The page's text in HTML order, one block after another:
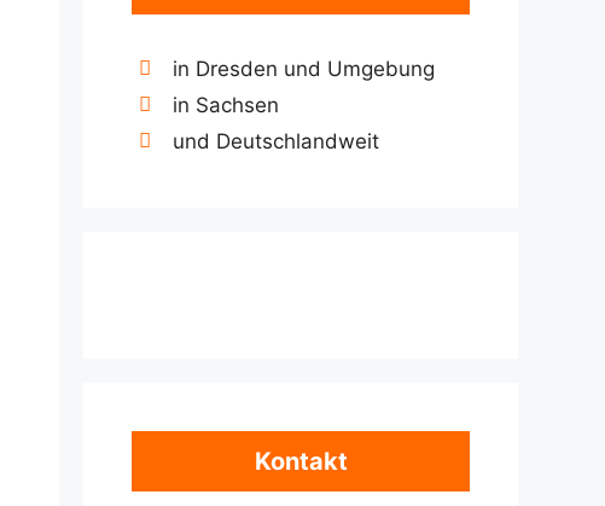
in Dresden und Umgebung
in Sachsen
und Deutschlandweit
Kontakt